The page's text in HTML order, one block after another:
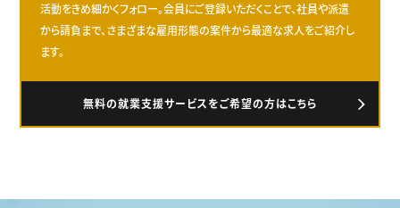
活動をきめ細かくフォロー。会員にご登録いただくことで、社員や派遣
から請負まで、さまざまな雇用形態の案件から最適な求人をご紹介し
ます。
無料の就業支援サービスをご希望の方はこちら